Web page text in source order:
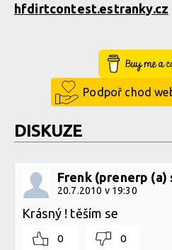
hfdirtcontest­.estranky.cz
Buy Me
Podpoř chod
DISKUZE
Frenk (prenerp (a)
20.7.2010 v 19:30
Krásný ! těším se
0 0